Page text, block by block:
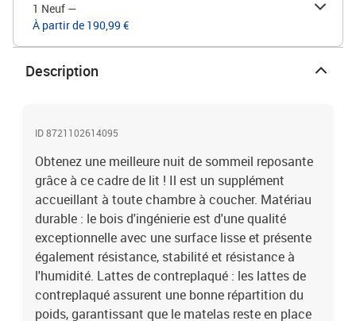
1 Neuf —
À partir de 190,99 €
Description
ID 8721102614095
Obtenez une meilleure nuit de sommeil reposante
grâce à ce cadre de lit ! Il est un supplément
accueillant à toute chambre à coucher. Matériau
durable : le bois d'ingénierie est d'une qualité
exceptionnelle avec une surface lisse et présente
également résistance, stabilité et résistance à
l'humidité. Lattes de contreplaqué : les lattes de
contreplaqué assurent une bonne répartition du
poids, garantissant que le matelas reste en place